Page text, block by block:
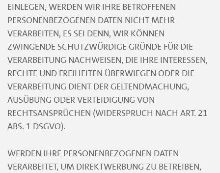
EINLEGEN, WERDEN WIR IHRE BETROFFENEN
PERSONENBEZOGENEN DATEN NICHT MEHR
VERARBEITEN, ES SEI DENN, WIR KÖNNEN
ZWINGENDE SCHUTZWÜRDIGE GRÜNDE FÜR DIE
VERARBEITUNG NACHWEISEN, DIE IHRE INTERESSEN,
RECHTE UND FREIHEITEN ÜBERWIEGEN ODER DIE
VERARBEITUNG DIENT DER GELTENDMACHUNG,
AUSÜBUNG ODER VERTEIDIGUNG VON
RECHTSANSPRÜCHEN (WIDERSPRUCH NACH ART. 21
ABS. 1 DSGVO).
WERDEN IHRE PERSONENBEZOGENEN DATEN
VERARBEITET, UM DIREKTWERBUNG ZU BETREIBEN,